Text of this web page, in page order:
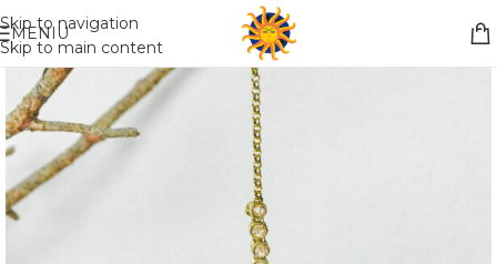
Skip to navigation
Skip to main content
Nemokamas pristatymas į paštomatą apsiperkant už 30€!!
MENIU